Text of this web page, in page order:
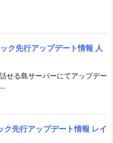
ク先行アップデート情報 人
せる島サーバーにてアップデー
先行アップデート情報 レイ